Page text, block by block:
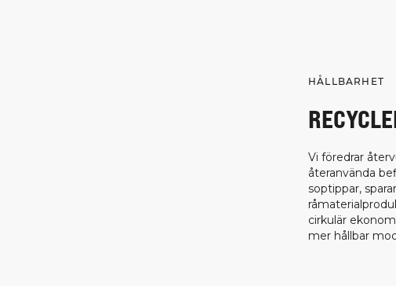
HÅLLBARHET
Vi föredrar
återanvända
soptippar,
cirkulär
mer hållbar